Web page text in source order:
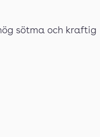
sötma och kraftig